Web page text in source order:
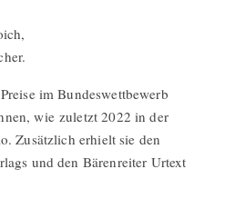
im Bundeswettbewerb
wie zuletzt 2022 in der
Zusätzlich erhielt sie den
und den Bärenreiter Urtext